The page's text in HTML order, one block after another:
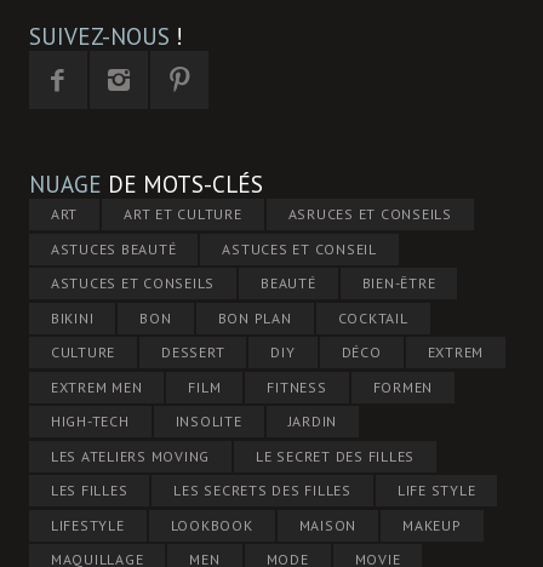
SUIVEZ-NOUS !
NUAGE DE MOTS-CLÉS
ART ART ET CULTURE
ASRUCES ET CONSEILS
ASTUCES BEAUTÉ
ASTUCES ET CONSEIL
ASTUCES ET CONSEILS
BEAUTÉ
BIEN-ÊTRE
BIKINI
BON BON PLAN
COCKTAIL
CULTURE
DESSERT DIY DÉCO
EXTREM
EXTREM MEN
FILM FITNESS
FORMEN
HIGH-TECH
INSOLITE
JARDIN
LES ATELIERS MOVING
LE SECRET DES FILLES
LES FILLES
LES SECRETS DES FILLES
LIFE STYLE
LIFESTYLE
LOOKBOOK MAISON
MAKEUP
MAQUILLAGE
MEN MODE MOVIE